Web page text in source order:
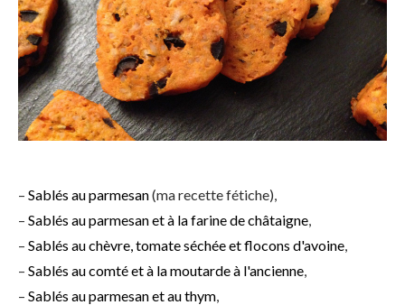
– Sablés au parmesan(ma recette fétiche),
– Sablés au parmesan et à la farine de châtaigne,
– Sablés au chèvre, tomate séchée et flocons d'avoine,
– Sablés au comté et à la moutarde à l'ancienne,
– Sablés au parmesan et au thym,